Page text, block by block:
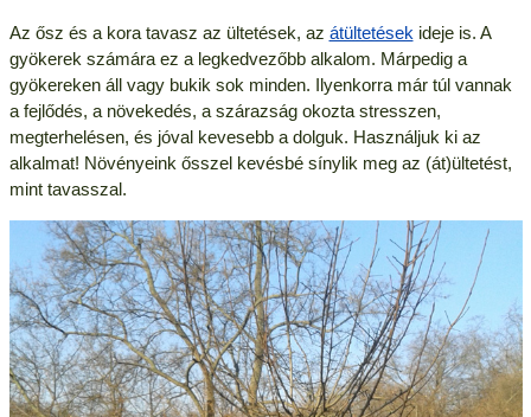
Az ősz és a kora tavasz az ültetések, az átültetések ideje is. A
gyökerek számára ez a legkedvezőbb alkalom. Márpedig a
gyökereken áll vagy bukik sok minden. Ilyenkorra már túl vannak
a fejlődés, a növekedés, a szárazság okozta stresszen,
megterhelésen, és jóval kevesebb a dolguk. Használjuk ki az
alkalmat! Növényeink ősszel kevésbé sínylik meg az (át)ültetést,
mint tavasszal.